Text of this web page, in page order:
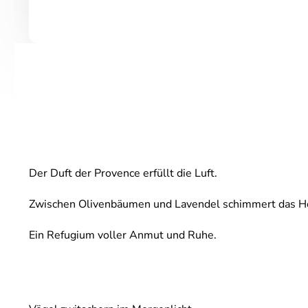
Der Duft der Provence erfüllt die Luft.
Zwischen Olivenbäumen und Lavendel schimmert das
Ein Refugium voller Anmut und Ruhe.